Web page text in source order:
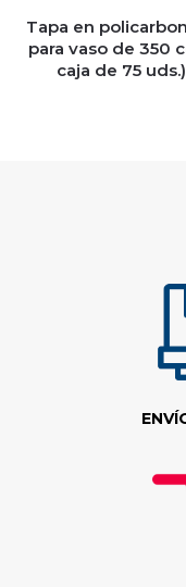
Tapa en
para vaso de 350
caja de 75 uds.)